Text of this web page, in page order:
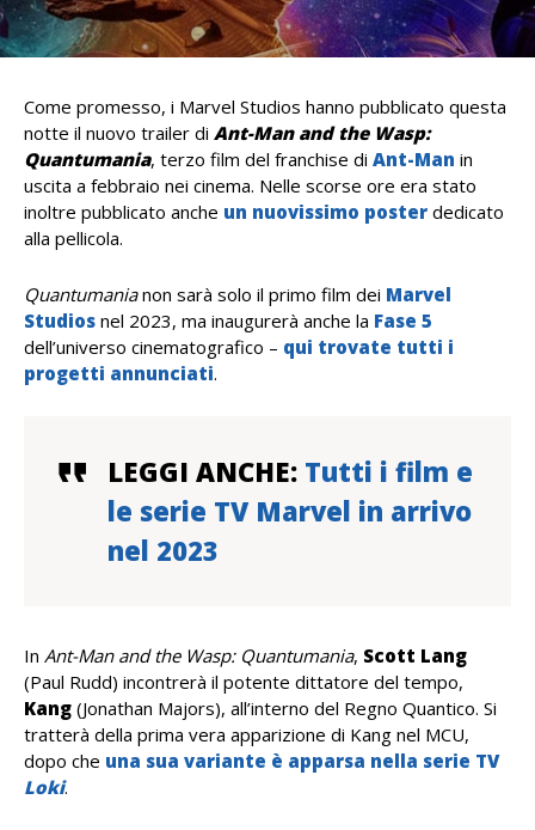
Come promesso, i Marvel Studios hanno pubblicato questa
notte il nuovo trailer di Ant-Man and the Wasp:
Quantumania, terzo film del franchise di Ant-Man in
uscita a febbraio nei cinema. Nelle scorse ore era stato
inoltre pubblicato anche un nuovissimo poster dedicato
alla pellicola.
Quantumanianon sarà solo il primo film dei Marvel
Studios nel 2023, ma inaugurerà anche la Fase 5
dell’universo cinematografico – qui trovate tutti i
progetti annunciati.
LEGGI ANCHE: Tutti i film e
le serie TV Marvel in arrivo
nel 2023
In Ant-Man and the Wasp: Quantumania, Scott Lang
(Paul Rudd) incontrerà il potente dittatore del tempo,
Kang (Jonathan Majors), all’interno del Regno Quantico. Si
tratterà della prima vera apparizione di Kang nel MCU,
dopo che una sua variante è apparsa nella serie TV
Loki.